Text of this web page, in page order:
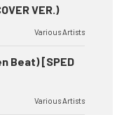
VER.)
Various Artists
Beat) [SPED
Various Artists